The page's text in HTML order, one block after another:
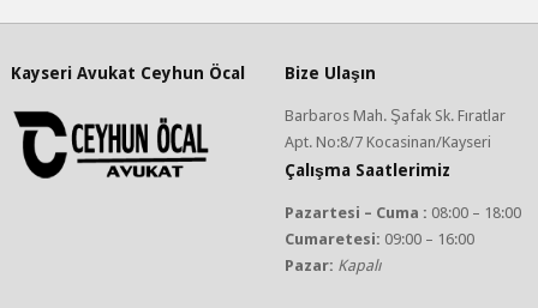
Kayseri Avukat Ceyhun Öcal Bize Ulaşın
Barbaros Mah. Şafak Sk. Fıratlar
Apt. No:8/7 Kocasinan/Kayseri
Çalışma Saatlerimiz
Pazartesi – Cuma : 08:00 – 18:00
Cumaretesi: 09:00 – 16:00
Pazar: Kapalı